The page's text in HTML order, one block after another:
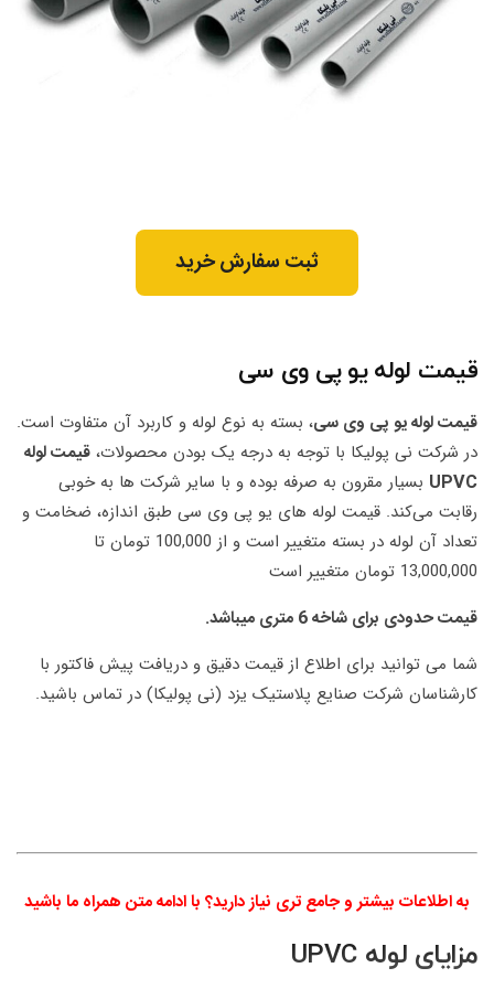
ثبت سفارش خرید
قیمت لوله یو پی وی سی
قیمت لوله یو پی وی سی، بسته به نوع لوله و کاربرد آن متفاوت است.
در شرکت نی پولیکا با توجه به درجه یک بودن محصولات، قیمت لوله
UPVC بسیار مقرون به صرفه بوده و با سایر شرکت ها به خوبی
رقابت می‌کند. قیمت لوله های یو پی وی سی طبق اندازه، ضخامت و
تعداد آن لوله در بسته متغییر است و از 100,000 تومان تا
13,000,000 تومان متغییر است
قیمت حدودی برای شاخه 6 متری میباشد.
شما می توانید برای اطلاع از قیمت دقیق و دریافت پیش فاکتور با
کارشناسان شرکت صنایع پلاستیک یزد (نی پولیکا) در تماس باشید.
به اطلاعات بیشتر و جامع تری نیاز دارید؟ با ادامه متن همراه ما باشید
مزایای لوله UPVC